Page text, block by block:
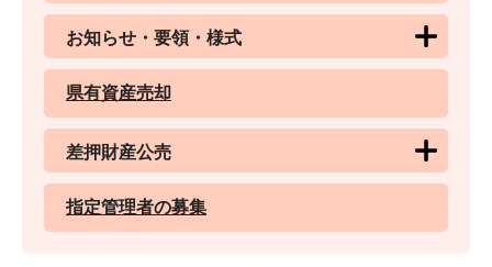
お知らせ・要領・様式
県有資産売却
差押財産公売
指定管理者の募集